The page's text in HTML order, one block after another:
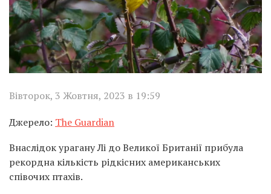
Вівторок, 3 Жовтня, 2023 в 19:59
Джерело: The Guardian
Внаслідок урагану Лі до Великої Британії прибула
рекордна кількість рідкісних американських
співочих птахів.